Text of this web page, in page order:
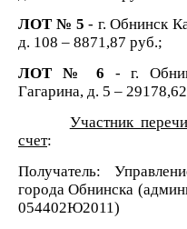
ЛОТ № 5 - г. Обнинск
д. 108 – 8871,87 руб.;
ЛОТ № 6 - г.
Гагарина, д. 5 – 29178,62
Участник
счет:
Получатель:
города Обнинска
054402Ю2011)